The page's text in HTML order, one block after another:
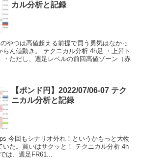
カル分析と記録
やつは高値超える前提で買う勇気はなかっ
らん値動き。 テクニカル分析 4h足 ・上昇ト
・ただし、週足レベルの前回高値ゾーン（赤
【ポンド円】2022/07/06-07 テク
ニカル分析と記録
今回もシナリオ外れ！というかもっと大物
いた。買いはサクッと！ テクニカル分析 4h
は、週足FR61...